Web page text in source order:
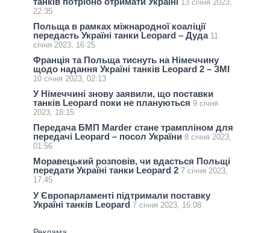
13 січня 2023,
22:35
Польща в рамках міжнародної коаліції
передасть Україні танки Leopard – Дуда 11
січня 2023, 16:25
Франція та Польща тиснуть на Німеччину
щодо надання Україні танків Leopard 2 – ЗМІ
10 січня 2023, 02:13
У Німеччині знову заявили, що поставки
танків Leopard поки не плануються 9 січня
2023, 18:15
Передача БМП Marder стане трампліном для
передачі Leopard – посол України 8 січня 2023,
01:56
Моравецький розповів, чи вдасться Польщі
передати Україні танки Leopard 2 7 січня 2023,
17:45
У Європарламенті підтримали поставку
Україні танків Leopard 7 січня 2023, 16:08